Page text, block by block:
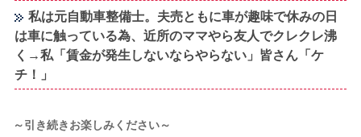
私は元自動車整備士。夫売ともに車が趣味で休みの日
は車に触っている為、近所のママやら友人でクレクレ沸
く→私「賃金が発生しないならやらない」皆さん「ケ
チ！」
～引き続きお楽しみください～